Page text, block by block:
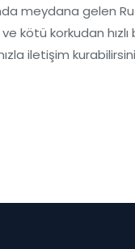
meydana gelen
kötü korkudan hızlı
iletişim